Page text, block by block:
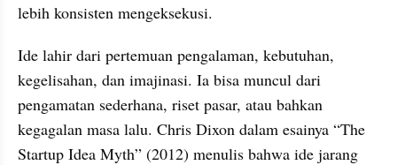
lebih konsisten mengeksekusi.
Ide lahir dari pertemuan pengalaman, kebutuhan,
kegelisahan, dan imajinasi. Ia bisa muncul dari
pengamatan sederhana, riset pasar, atau bahkan
kegagalan masa lalu. Chris Dixon dalam esainya “The
Startup Idea Myth” (2012) menulis bahwa ide jarang